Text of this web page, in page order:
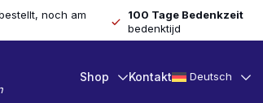
noch am
100 Tage Bedenkzeit
bedenktijd
Shop Kontakt Deutsch